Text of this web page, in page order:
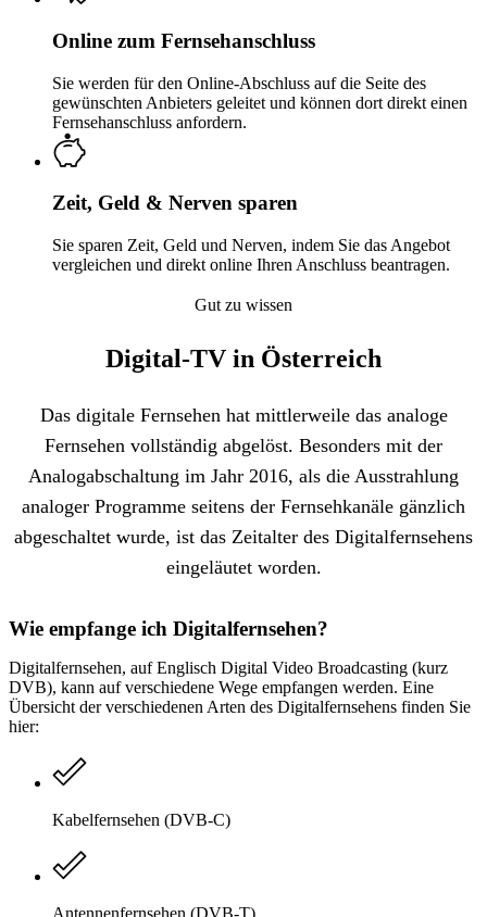
Online zum Fernsehanschluss
Sie werden für den Online-Abschluss auf die Seite des
gewünschten Anbieters geleitet und können dort direkt einen
Fernsehanschluss anfordern.
Zeit, Geld & Nerven sparen
Sie sparen Zeit, Geld und Nerven, indem Sie das Angebot
vergleichen und direkt online Ihren Anschluss beantragen.
Gut zu wissen
Digital-TV in Österreich
Das digitale Fernsehen hat mittlerweile das analoge
Fernsehen vollständig abgelöst. Besonders mit der
Analogabschaltung im Jahr 2016, als die Ausstrahlung
analoger Programme seitens der Fernsehkanäle gänzlich
abgeschaltet wurde, ist das Zeitalter des Digitalfernsehens
eingeläutet worden.
Wie empfange ich Digitalfernsehen?
Digitalfernsehen, auf Englisch Digital Video Broadcasting (kurz
DVB), kann auf verschiedene Wege empfangen werden. Eine
Übersicht der verschiedenen Arten des Digitalfernsehens finden Sie
hier:
Kabelfernsehen (DVB-C)